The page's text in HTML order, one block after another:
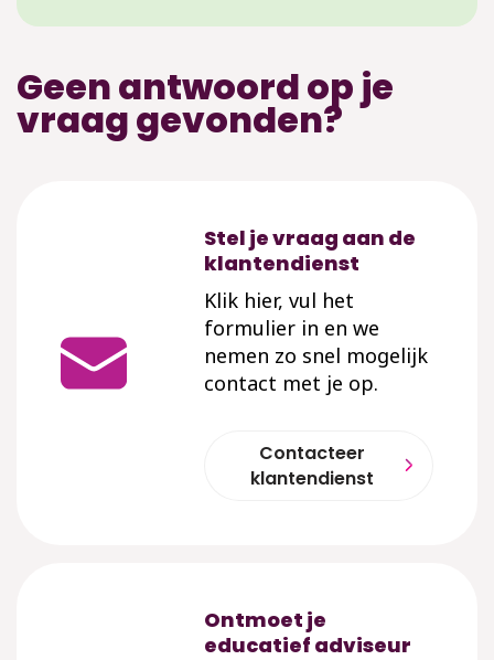
Geen antwoord op je
vraag gevonden?
Stel je vraag aan de
klantendienst
Klik hier, vul het
formulier in en we
nemen zo snel mogelijk
contact met je op.
Contacteer
klantendienst
Ontmoet je
educatief adviseur